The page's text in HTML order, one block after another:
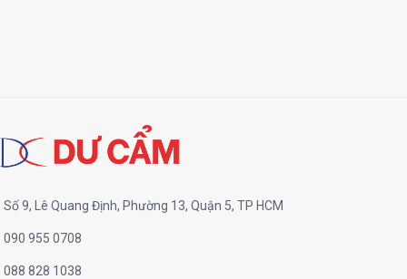
Số 9, Lê Quang Định, Phường 13, Quận 5, TP HCM
090 955 0708
088 828 1038